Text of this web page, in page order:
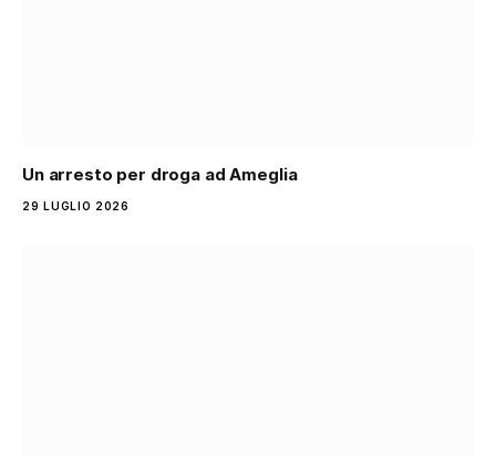
Un arresto per droga ad Ameglia
29 LUGLIO 2026